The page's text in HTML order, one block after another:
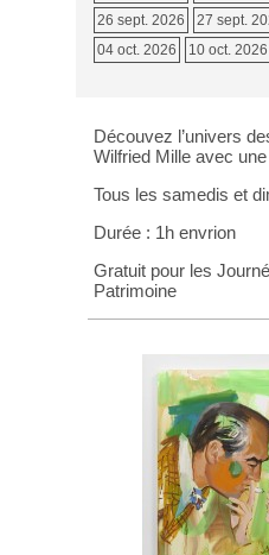
26 sept. 2026
27 sept.
04 oct. 2026
10 oct. 2026
Découvez l’univers
Wilfried Mille avec
Tous les samedis et
Durée : 1h envrion
Gratuit pour les
Patrimoine